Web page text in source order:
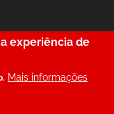
29
experiência de
Mais informações